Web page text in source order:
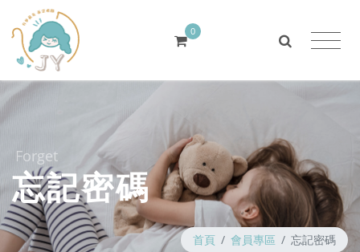
0
Forget
忘記密碼
首頁 會員專區 忘記密碼